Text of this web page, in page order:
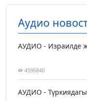
Аудио
АУДИО - Израилде
4596840
АУДИО -